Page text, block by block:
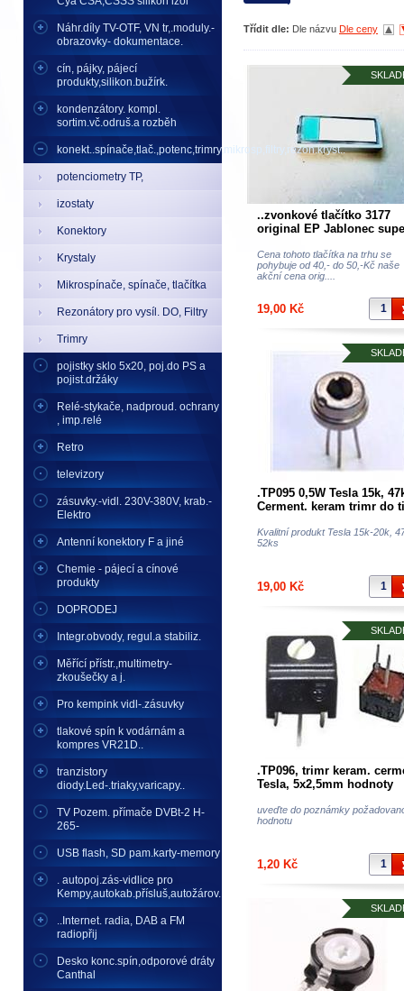
Náhr.díly TV-OTF, VN tr,.moduly.-
obrazovky- dokumentace.
cín, pájky, pájecí
produkty,silikon.bužírk.
kondenzátory. kompl.
sortim.vč.odruš.a rozběh
konekt..spínače,tlač.,potenc,trimry,mikrosp,filtry,rezon.kryst..
potenciometry TP,
izostaty
Konektory
Krystaly
Mikrospínače, spínače, tlačítka
Rezonátory pro vysíl. DO, Filtry
Trimry
pojistky sklo 5x20, poj.do PS a
pojist.držáky
Relé-stykače, nadproud. ochrany
, imp.relé
Retro
televizory
zásuvky.-vidl. 230V-380V, krab.-
Elektro
Antenní konektory F a jiné
Chemie - pájecí a cínové
produkty
DOPRODEJ
Integr.obvody, regul.a stabiliz.
Měřící přístr.,multimetry-
zkoušečky a j.
Pro kempink vidl-.zásuvky
tlakové spín k vodárnám a
kompres VR21D..
tranzistory
diody.Led-.triaky,varicapy..
TV Pozem. přímače DVBt-2 H-
265-
USB flash, SD pam.karty-memory
. autopoj.zás-vidlice pro
Kempy,autokab.přísluš,autožárov.
..Internet. radia, DAB a FM
radiopřij
Desko konc.spín,odporové dráty
Canthal
Třídit dle: Dle názvu Dle ceny
..zvonkové tlačítko 3177
original EP Jablonec
Cena tohoto tlačítka na trhu se
pohybuje od 40,- do 50,-Kč naše
akční cena orig....
19,00 Kč
.TP095 0,5W Tesla 15k,
Cerment. keram trimr do
pozn.
Kvalitní produkt Tesla 15k-20k,
52ks
19,00 Kč
.TP096, trimr keram.
Tesla, 5x2,5mm hodnoty
uveďte do poznámky
hodnotu
1,20 Kč